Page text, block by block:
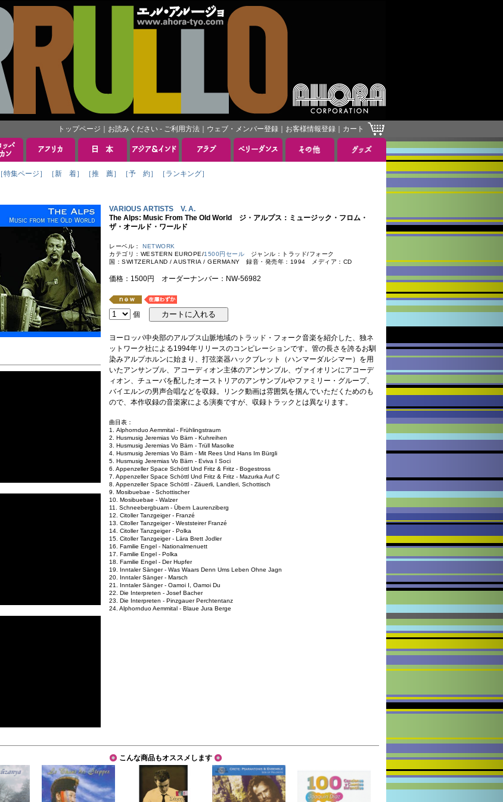
トップページ お読みください - ご利用方法 ウェブ・メンバー登録 お客様情報登録 カート
［特集ページ］ ［新 着］ ［推 薦］ ［予 約］ ［ランキング］
VARIOUS ARTISTS V. A.
The Alps: Music From The Old World ジ・アルプス：ミュージック・フロム・
ザ・オールド・ワールド
レーベル： NETWORK
カテゴリ：WESTERN EUROPE/1500円セール ジャンル：トラッド/フォーク
国：SWITZERLAND / AUSTRIA / GERMANY 録音・発売年：1994 メディア：CD
価格：1500円 オーダーナンバー：NW-56982
個
ヨーロッパ中央部のアルプス山脈地域のトラッド・フォーク音楽を紹介した、独ネ
ットワーク社による1994年リリースのコンピレーションです。管の長さを誇るお馴
染みアルプホルンに始まり、打弦楽器ハックブレット（ハンマーダルシマー）を用
いたアンサンブル、アコーディオン主体のアンサンブル、ヴァイオリンにアコーデ
ィオン、チューバを配したオーストリアのアンサンブルやファミリー・グループ、
バイエルンの男声合唱などを収録。リンク動画は雰囲気を掴んでいただくためのも
ので、本作収録の音楽家による演奏ですが、収録トラックとは異なります。
曲目表：
1. Alphornduo Aemmital - Frühlingstraum
2. Husmusig Jeremias Vo Bärn - Kuhreihen
3. Husmusig Jeremias Vo Bärn - Trüll Masolke
4. Husmusig Jeremias Vo Bärn - Mit Rees Und Hans Im Bürgli
5. Husmusig Jeremias Vo Bärn - Eviva I Soci
6. Appenzeller Space Schöttl Und Fritz & Fritz - Bogestross
7. Appenzeller Space Schöttl Und Fritz & Fritz - Mazurka Auf C
8. Appenzeller Space Schöttl - Zäuerli, Landleri, Schottisch
9. Mosibuebae - Schottischer
10. Mosibuebae - Walzer
11. Schneebergbuam - Übern Laurenziberg
12. Citoller Tanzgeiger - Franzé
13. Citoller Tanzgeiger - Weststeirer Franzé
14. Citoller Tanzgeiger - Polka
15. Citoller Tanzgeiger - Lära Brett Jodler
16. Familie Engel - Nationalmenuett
17. Familie Engel - Polka
18. Familie Engel - Der Hupfer
19. Inntaler Sänger - Was Waars Denn Ums Leben Ohne Jagn
20. Inntaler Sänger - Marsch
21. Inntaler Sänger - Oamoi I, Oamoi Du
22. Die Interpreten - Josef Bacher
23. Die Interpreten - Pinzgauer Perchtentanz
24. Alphornduo Aemmital - Blaue Jura Berge
こんな商品もオススメします